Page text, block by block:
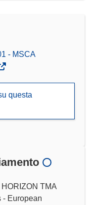
- MSCA
questa
TMA
- European